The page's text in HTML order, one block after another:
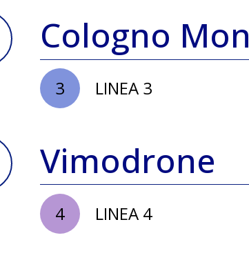
Cologno
3 LINEA 3
Vimodrone
4 LINEA 4